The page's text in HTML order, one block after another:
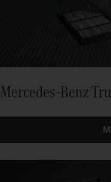
Mercedes-Benz